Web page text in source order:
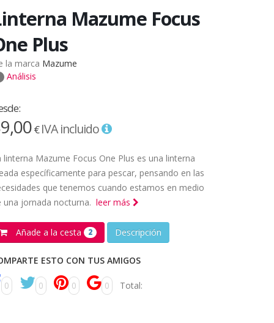
Mazume Focus
Plus
la marca Mazume
Análisis
€IVA incluido
linterna Mazume Focus One Plus es una linterna
específicamente para pescar, pensando en las
que tenemos cuando estamos en medio
una jornada nocturna. leer más
Añade a la cesta 2 Descripción
ESTO CON TUS AMIGOS
0 0 0 0 Total: